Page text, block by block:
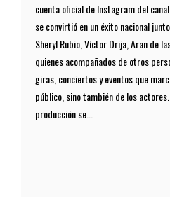
cuenta oficial de Instagram del
se convirtió en un éxito nacional
Sheryl Rubio, Víctor Drija, Aran de
quienes acompañados de otros
giras, conciertos y eventos que
público, sino también de los
producción se...